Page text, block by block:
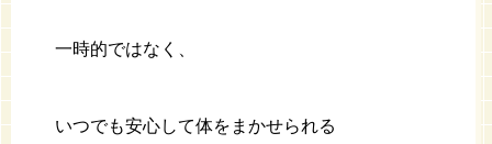
一時的ではなく、
いつでも安心して体をまかせられる